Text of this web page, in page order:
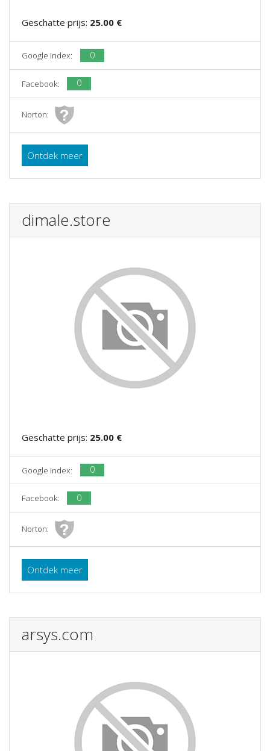
Geschatte prijs: 25.00 €
Google Index: 0
Facebook: 0
Norton:
Ontdek meer
dimale.store
Geschatte prijs: 25.00 €
Google Index: 0
Facebook: 0
Norton:
Ontdek meer
arsys.com